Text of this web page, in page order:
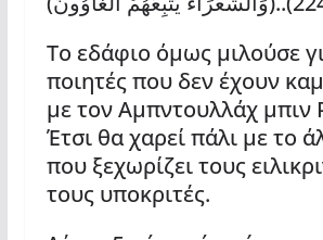
Το εδάφιο όμως μιλούσε
ποιητές που δεν έχουν
με τον Αμπντουλλάχ μπιν
Έτσι θα χαρεί πάλι με το
που ξεχωρίζει τους
τους υποκριτές.